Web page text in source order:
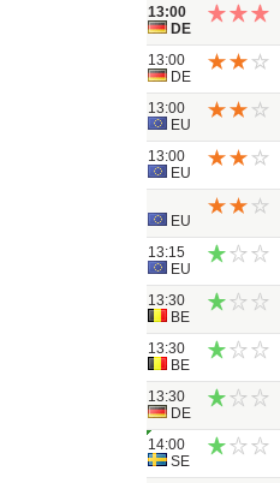
13:00
DE
13:00
DE
13:00
EU
13:00
EU
EU
13:15
EU
13:30
BE
13:30
BE
13:30
DE
14:00
SE